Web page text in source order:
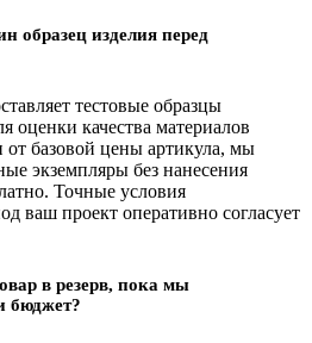
образец изделия перед
тестовые образцы
оценки качества материалов
базовой цены артикула, мы
экземпляры без нанесения
Точные условия
ваш проект оперативно согласует
в резерв, пока мы
бюджет?